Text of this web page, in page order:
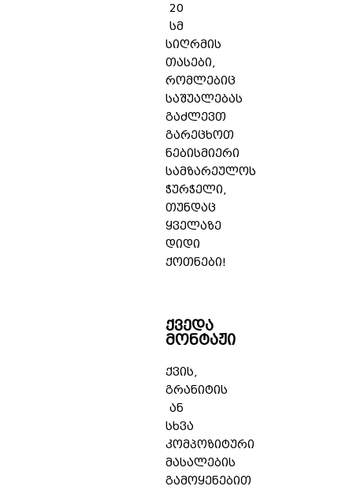
20
სმ
სიღრმის
თასები,
რომლებიც
საშუალებას
გაძლევთ
გარეცხოთ
ნებისმიერი
სამზარეულოს
ჭურჭელი,
თუნდაც
ყველაზე
დიდი
ქოთნები!
ქვედა
მონტაჟი
ქვის,
გრანიტის
ან
სხვა
კომპოზიტური
მასალების
გამოყენებით